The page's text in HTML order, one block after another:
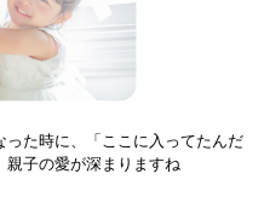
た時に、「ここに入ってたんだ
親子の愛が深まりますね